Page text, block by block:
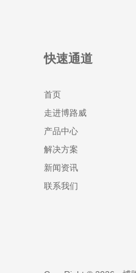
快速通道
首页
走进博路威
产品中心
解决方案
新闻资讯
联系我们